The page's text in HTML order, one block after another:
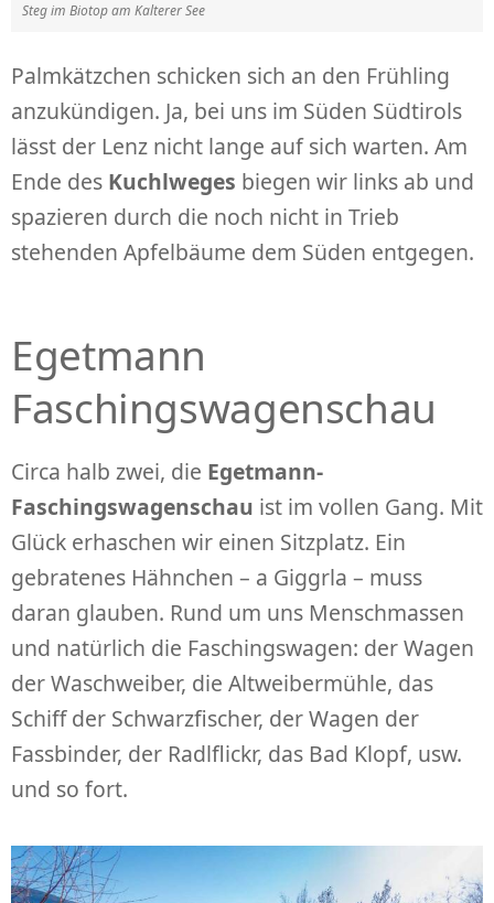
Steg im Biotop am Kalterer See
Palmkätzchen schicken sich an den Frühling
anzukündigen. Ja, bei uns im Süden Südtirols
lässt der Lenz nicht lange auf sich warten. Am
Ende des Kuchlweges biegen wir links ab und
spazieren durch die noch nicht in Trieb
stehenden Apfelbäume dem Süden entgegen.
Egetmann
Faschingswagenschau
Circa halb zwei, die Egetmann-
Faschingswagenschau ist im vollen Gang. Mit
Glück erhaschen wir einen Sitzplatz. Ein
gebratenes Hähnchen – a Giggrla – muss
daran glauben. Rund um uns Menschmassen
und natürlich die Faschingswagen: der Wagen
der Waschweiber, die Altweibermühle, das
Schiff der Schwarzfischer, der Wagen der
Fassbinder, der Radlflickr, das Bad Klopf, usw.
und so fort.